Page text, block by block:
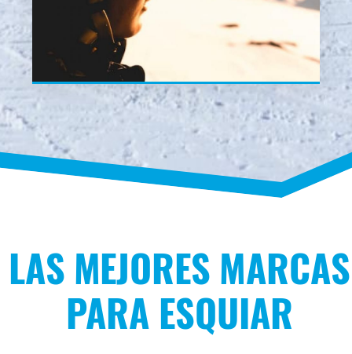
LAS MEJORES MARCAS
PARA ESQUIAR